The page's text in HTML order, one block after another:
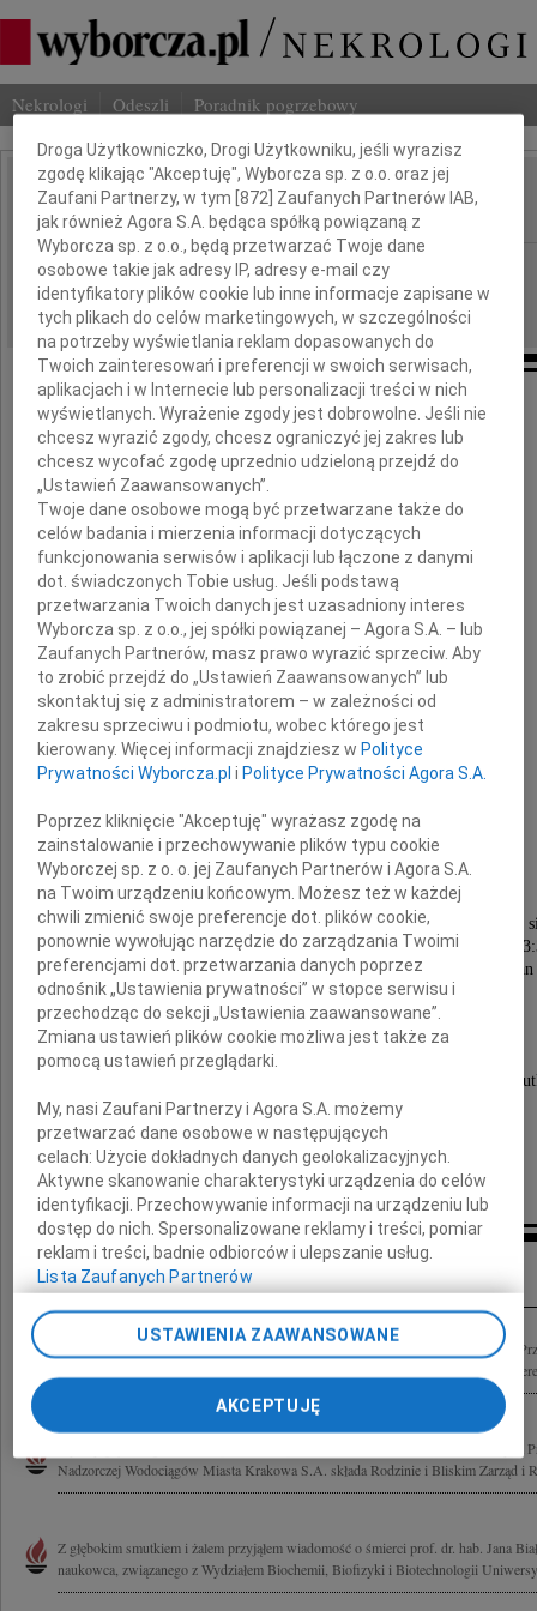
Nekrologi Odeszli Poradnik pogrzebowy
IMIĘ I NAZWISKO: Jan Białczyk
REGION: Kraków
DATA EMISJI: 27.12.2022
"Ci, których kochamy nie umierają,
bo miłość to nieśmiertelność."
Prof. dr hab.
Jan
Białczyk
Najukochańszy Mąż i Tatuś
przeżywszy lat 74,
zmarł dnia 21 grudnia 2022 roku.
Ceremonia pogrzebowa przy Zmarłym odbędzie
w środę, dnia 28 grudnia 2022 roku o godzinie
w domu pożegnań firmy pogrzebowej Karawan
przy ul. Rakowickiej 26a,
po czym nastąpi odprowadzenie Zmarłego
do grobu na cmentarzu Rakowickim
O czym zawiadamiają pogrążone w głębokim
Żona i Córka
Prosimy o nieskładanie kondolencji.
Kondolencje
Z głębokim żalem przyjęliśmy wiadomość o śmierci prof. dr. hab. Jana Białczyka
Nadzorczej Wodociągów Miasta Krakowa S.A. Rodzinie i Bliskim składamy
Wyrazy głębokiego żalu i współczucia z powodu śmierci Profesora Jana Białczyka
Nadzorczej Wodociągów Miasta Krakowa S.A. składa Rodzinie i Bliskim Zarząd i
Z głębokim smutkiem i żalem przyjąłem wiadomość o śmierci prof. dr. hab. Jana
naukowca, związanego z Wydziałem Biochemii, Biofizyki i Biotechnologii
Dbamy o Twoją prywatność
Droga Użytkowniczko, Drogi Użytkowniku, jeśli wyrazisz
zgodę klikając "Akceptuję", Wyborcza sp. z o.o. oraz jej
Zaufani Partnerzy, w tym [872 ] Zaufanych Partnerów IAB,
jak również Agora S.A. będąca spółką powiązaną z
Wyborcza sp. z o.o., będą przetwarzać Twoje dane
osobowe takie jak adresy IP, adresy e-mail czy
identyfikatory plików cookie lub inne informacje zapisane w
tych plikach do celów marketingowych, w szczególności
na potrzeby wyświetlania reklam dopasowanych do
Twoich zainteresowań i preferencji w swoich serwisach,
aplikacjach i w Internecie lub personalizacji treści w nich
wyświetlanych. Wyrażenie zgody jest dobrowolne. Jeśli nie
chcesz wyrazić zgody, chcesz ograniczyć jej zakres lub
chcesz wycofać zgodę uprzednio udzieloną przejdź do
„Ustawień Zaawansowanych”.
Twoje dane osobowe mogą być przetwarzane także do
celów badania i mierzenia informacji dotyczących
funkcjonowania serwisów i aplikacji lub łączone z danymi
dot. świadczonych Tobie usług. Jeśli podstawą
przetwarzania Twoich danych jest uzasadniony interes
Wyborcza sp. z o.o., jej spółki powiązanej – Agora S.A. – lub
Zaufanych Partnerów, masz prawo wyrazić sprzeciw. Aby
to zrobić przejdź do „Ustawień Zaawansowanych” lub
skontaktuj się z administratorem – w zależności od
zakresu sprzeciwu i podmiotu, wobec którego jest
kierowany. Więcej informacji znajdziesz w Polityce
Prywatności Wyborcza.pl i Polityce Prywatności Agora S.A.
Poprzez kliknięcie "Akceptuję" wyrażasz zgodę na
zainstalowanie i przechowywanie plików typu cookie
Wyborczej sp. z o. o. jej Zaufanych Partnerów i Agora S.A.
na Twoim urządzeniu końcowym. Możesz też w każdej
chwili zmienić swoje preferencje dot. plików cookie,
ponownie wywołując narzędzie do zarządzania Twoimi
preferencjami dot. przetwarzania danych poprzez
odnośnik „Ustawienia prywatności” w stopce serwisu i
przechodząc do sekcji „Ustawienia zaawansowane”.
Zmiana ustawień plików cookie możliwa jest także za
pomocą ustawień przeglądarki.
My, nasi Zaufani Partnerzy i Agora S.A. możemy
przetwarzać dane osobowe w następujących
celach:Użycie dokładnych danych geolokalizacyjnych.
Aktywne skanowanie charakterystyki urządzenia do celów
identyfikacji. Przechowywanie informacji na urządzeniu lub
dostęp do nich. Spersonalizowane reklamy i treści, pomiar
reklam i treści, badnie odbiorców i ulepszanie usług.
Lista Zaufanych Partnerów
USTAWIENIA ZAAWANSOWANE
AKCEPTUJĘ